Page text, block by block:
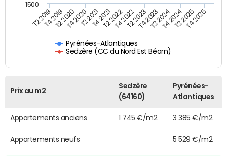
Pyrénées-Atlantiques
Sedzère (CC du Nord Est Béarn)
T2 2019T4 2019T2 2020T4 2020T2 2021T4 2021T2 2022T4 2022T2 2023T4 2023T2 2024T4 2024T2 2025T4 2025
1500
Prix au m2
Sedzère
(64160)
Pyrénées-
Atlantiques
Appartements anciens 1 745 €/m2 3 385 €/m2
Appartements neufs 5 529 €/m2